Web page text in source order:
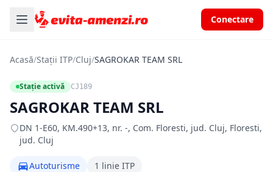
Conectare
Acasă/Stații ITP/Cluj/SAGROKAR TEAM SRL
Stație activă CJ189
SAGROKAR TEAM SRL
DN 1-E60, KM.490+13, nr. -, Com. Floresti, jud. Cluj, Floresti,
jud. Cluj
Autoturisme 1 linie ITP